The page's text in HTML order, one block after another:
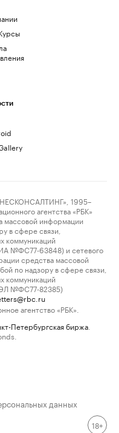
1995–
агентства «РБК»
массовой информации
в сфере связи,
коммуникаций
№ФС77-63848) и сетевого
средства массовой
по надзору в сфере связи,
коммуникаций
ЭЛ №ФС77-82385)
агентство «РБК».
Петербургская биржа
данных
18+